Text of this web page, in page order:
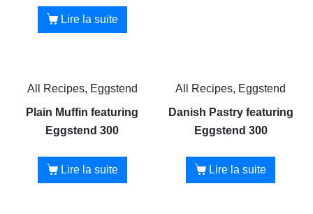
Lire la suite
All Recipes, Eggstend
Plain Muffin featuring
Eggstend 300
Lire la suite
All Recipes, Eggstend
Danish Pastry featuring
Eggstend 300
Lire la suite